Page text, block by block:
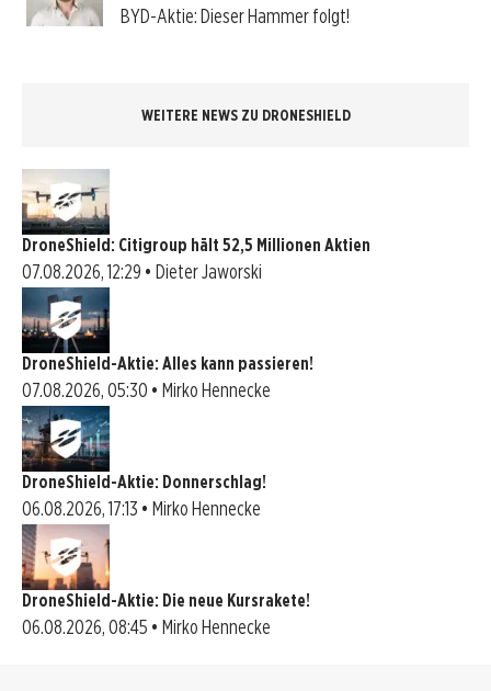
BYD-Aktie: Dieser Hammer folgt!
WEITERE NEWS ZU DRONESHIELD
DroneShield: Citigroup hält 52,5 Millionen Aktien
07.08.2026, 12:29 • Dieter Jaworski
DroneShield-Aktie: Alles kann passieren!
07.08.2026, 05:30 • Mirko Hennecke
DroneShield-Aktie: Donnerschlag!
06.08.2026, 17:13 • Mirko Hennecke
DroneShield-Aktie: Die neue Kursrakete!
06.08.2026, 08:45 • Mirko Hennecke